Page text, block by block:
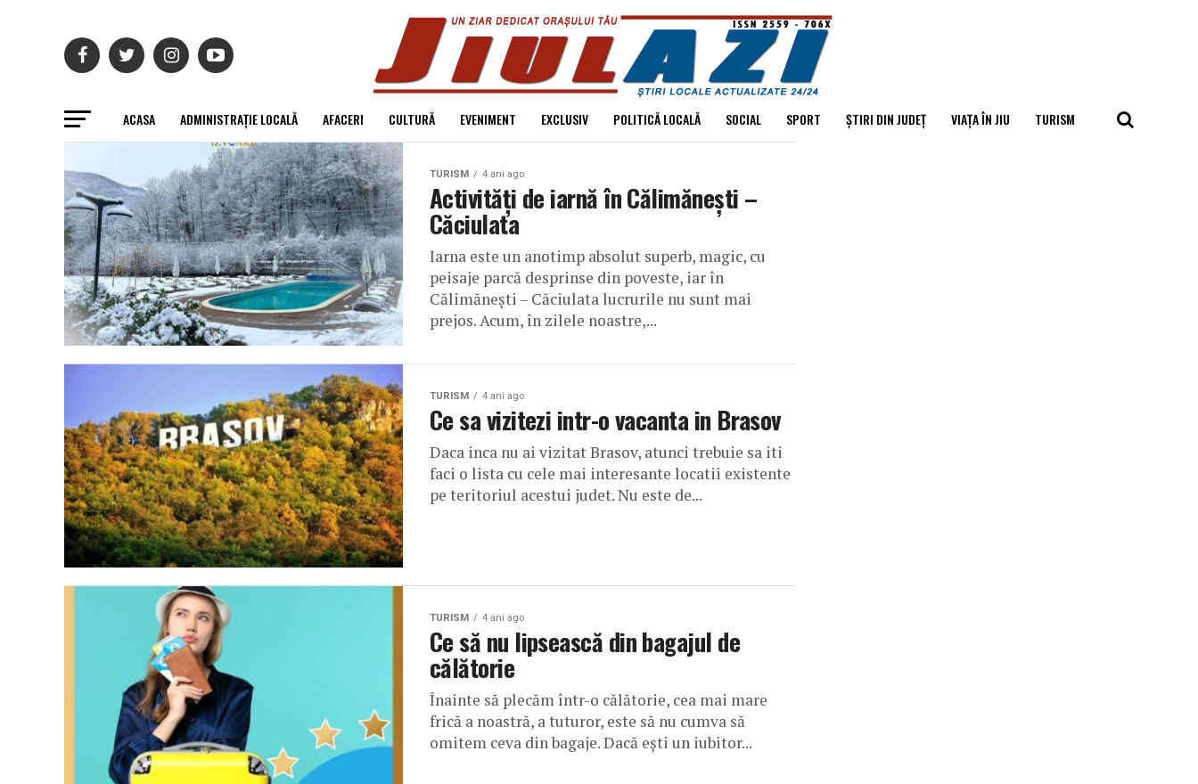
ACASA ADMINISTRAȚIE LOCALĂ AFACERI CULTURĂ EVENIMENT EXCLUSIV POLITICĂ LOCALĂ SOCIAL SPORT ȘTIRI DIN JUDEȚ VIAȚA ÎN JIU TURISM
TURISM 4 ani ago
Activități de iarnă în Călimănești –
Căciulata
Iarna este un anotimp absolut superb, magic, cu
peisaje parcă desprinse din poveste, iar în
Călimănești – Căciulata lucrurile nu sunt mai
prejos. Acum, în zilele noastre,...
TURISM 4 ani ago
Ce sa vizitezi intr-o vacanta in Brasov
Daca inca nu ai vizitat Brasov, atunci trebuie sa iti
faci o lista cu cele mai interesante locatii existente
pe teritoriul acestui judet. Nu este de...
TURISM 4 ani ago
Ce să nu lipsească din bagajul de
călătorie
Înainte să plecăm într-o călătorie, cea mai mare
frică a noastră, a tuturor, este să nu cumva să
omitem ceva din bagaje. Dacă ești un iubitor...